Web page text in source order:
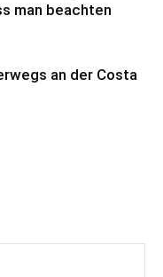
man beachten
an der Costa